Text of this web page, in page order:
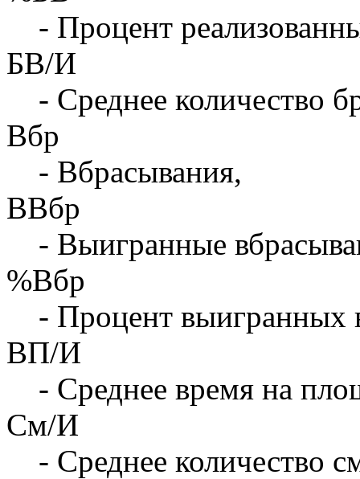
- Процент
БВ/И
- Среднее количество
Вбр
- Вбрасывания,
ВВбр
- Выигранные
%Вбр
- Процент выигранных
ВП/И
- Среднее время на
См/И
- Среднее количество